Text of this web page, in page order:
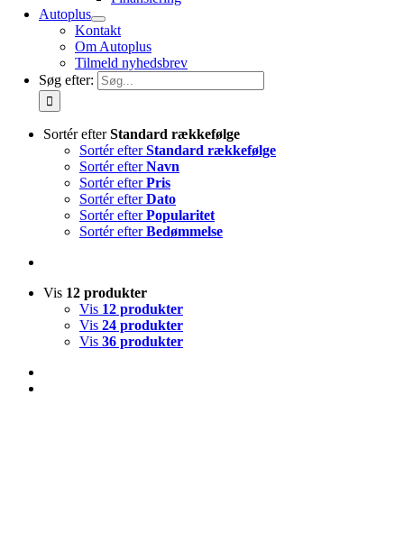
Autoplus
Kontakt
Om Autoplus
Tilmeld nyhedsbrev
Søg efter:
Sortér efterStandard rækkefølge
Sortér efterStandard rækkefølge
Sortér efterNavn
Sortér efterPris
Sortér efterDato
Sortér efterPopularitet
Sortér efterBedømmelse
Vis 12 produkter
Vis 12 produkter
Vis 24 produkter
Vis 36 produkter